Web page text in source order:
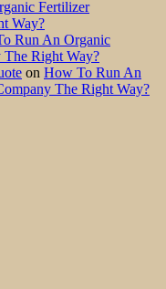
Fertilizer
Way?
Run An Organic
Right Way?
on How To Run An
The Right Way?